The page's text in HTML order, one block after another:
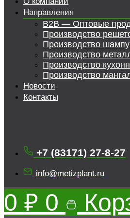
Направления
B2B — Оптовые
Производство
Производство
Производство
Производство
Производство
Новости
Контакты
+7 (83171) 27-8-27
info@metizplant.ru
0 ₽ 0